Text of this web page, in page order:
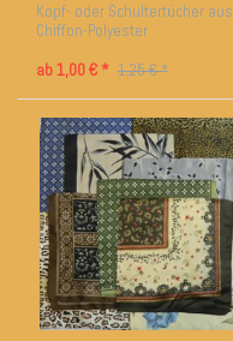
Kopf- oder Schultertücher aus
Chiffon-Polyester
ab 1,00 € * 1,25 € *